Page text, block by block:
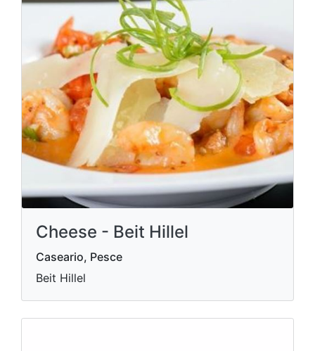
Cheese - Beit Hillel
Caseario, Pesce
Beit Hillel